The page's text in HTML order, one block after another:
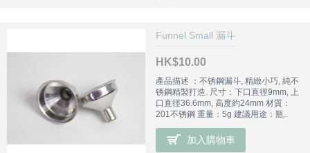
Funnel Small 漏斗
HK$10.00
產品描述 ：不锈鋼漏斗, 精緻小巧, 純不
锈鋼精製打造. 尺寸：下口直徑9mm, 上
口直徑36.6mm, 高度約24mm 材質：
201不锈鋼 重量：5g 建議用途：瓶..
加入購物車